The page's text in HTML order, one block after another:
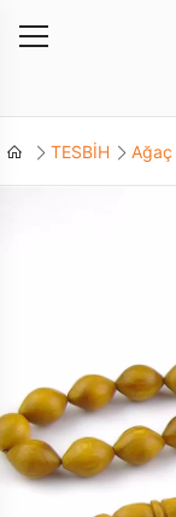
TESBİH Ağaç